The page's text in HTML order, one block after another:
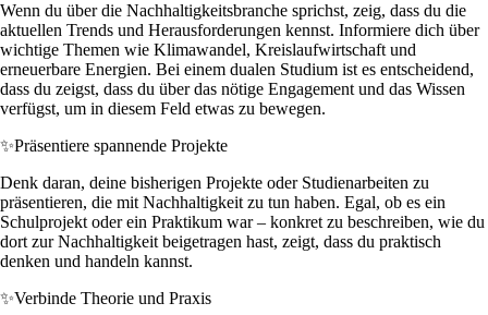
Wenn du über die Nachhaltigkeitsbranche sprichst, zeig, dass du die
aktuellen Trends und Herausforderungen kennst. Informiere dich über
wichtige Themen wie Klimawandel, Kreislaufwirtschaft und
erneuerbare Energien. Bei einem dualen Studium ist es entscheidend,
dass du zeigst, dass du über das nötige Engagement und das Wissen
verfügst, um in diesem Feld etwas zu bewegen.
✨Präsentiere spannende Projekte
Denk daran, deine bisherigen Projekte oder Studienarbeiten zu
präsentieren, die mit Nachhaltigkeit zu tun haben. Egal, ob es ein
Schulprojekt oder ein Praktikum war – konkret zu beschreiben, wie du
dort zur Nachhaltigkeit beigetragen hast, zeigt, dass du praktisch
denken und handeln kannst.
✨Verbinde Theorie und Praxis